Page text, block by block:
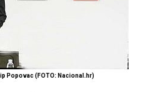
Popovac (FOTO: Nacional.hr)